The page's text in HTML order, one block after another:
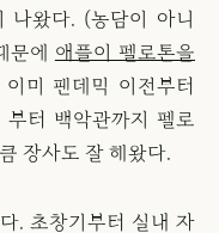
나왔다. (농담이 아니
문에 애플이 펠로톤을
미 팬데믹 이전부터
터 백악관까지 펠로
장사도 잘 해왔다.
. 초창기부터 실내 자